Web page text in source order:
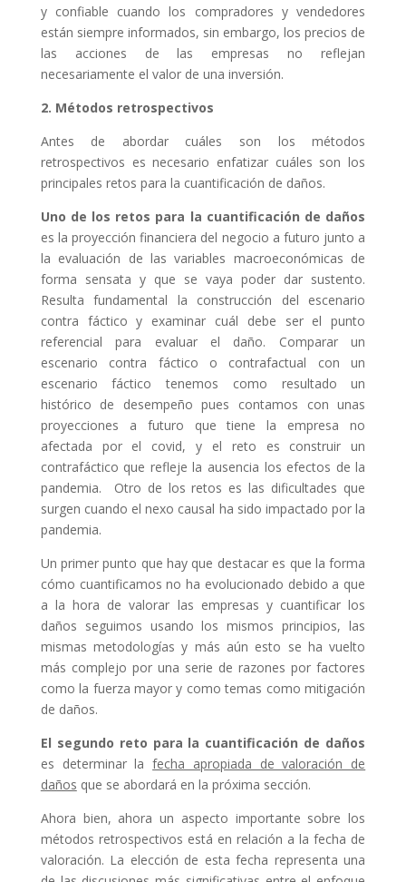
y confiable cuando los compradores y vendedores
están siempre informados, sin embargo, los precios de
las acciones de las empresas no reflejan
necesariamente el valor de una inversión.
2. Métodos retrospectivos
Antes de abordar cuáles son los métodos
retrospectivos es necesario enfatizar cuáles son los
principales retos para la cuantificación de daños.
Uno de los retos para la cuantificación de daños
es la proyección financiera del negocio a futuro junto a
la evaluación de las variables macroeconómicas de
forma sensata y que se vaya poder dar sustento.
Resulta fundamental la construcción del escenario
contra fáctico y examinar cuál debe ser el punto
referencial para evaluar el daño. Comparar un
escenario contra fáctico o contrafactual con un
escenario fáctico tenemos como resultado un
histórico de desempeño pues contamos con unas
proyecciones a futuro que tiene la empresa no
afectada por el covid, y el reto es construir un
contrafáctico que refleje la ausencia los efectos de la
pandemia. Otro de los retos es las dificultades que
surgen cuando el nexo causal ha sido impactado por la
pandemia.
Un primer punto que hay que destacar es que la forma
cómo cuantificamos no ha evolucionado debido a que
a la hora de valorar las empresas y cuantificar los
daños seguimos usando los mismos principios, las
mismas metodologías y más aún esto se ha vuelto
más complejo por una serie de razones por factores
como la fuerza mayor y como temas como mitigación
de daños.
El segundo reto para la cuantificación de daños
es determinar lafecha apropiada de valoración de
daños que se abordará en la próxima sección.
Ahora bien, ahora un aspecto importante sobre los
métodos retrospectivos está en relación a la fecha de
valoración. La elección de esta fecha representa una